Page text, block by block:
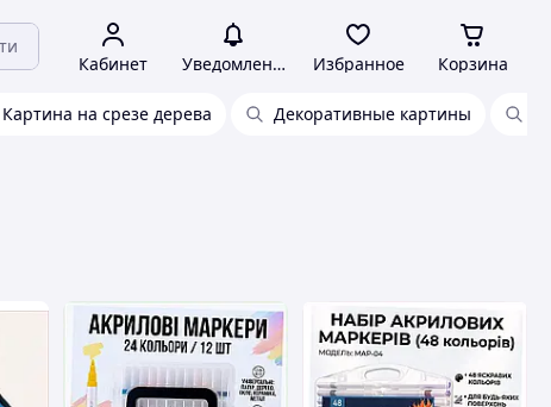
Кабинет Уведомления Избранное Корзина
Картина на срезе дерева Декоративные картины